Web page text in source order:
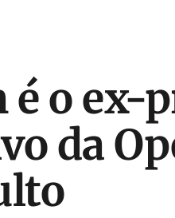
é o ex-
da